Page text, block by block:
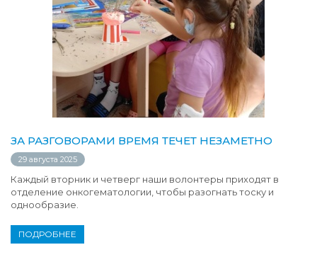
ЗА РАЗГОВОРАМИ ВРЕМЯ ТЕЧЕТ НЕЗАМЕТНО
29 августа 2025
Каждый вторник и четверг наши волонтеры приходят в
отделение онкогематологии, чтобы разогнать тоску и
однообразие.
ПОДРОБНЕЕ